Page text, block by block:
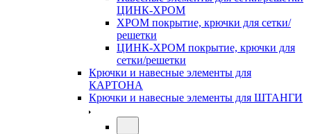
ЦИНК-ХРОМ
ХРОМ покрытие, крючки для сетки/
решетки
ЦИНК-ХРОМ покрытие, крючки для
сетки/решетки
Крючки и навесные элементы для
КАРТОНА
Крючки и навесные элементы для ШТАНГИ